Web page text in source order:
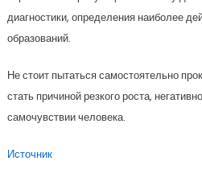
диагностики, определения наиболее
образований.
Не стоит пытаться самостоятельно
стать причиной резкого роста,
самочувствии человека.
Источник